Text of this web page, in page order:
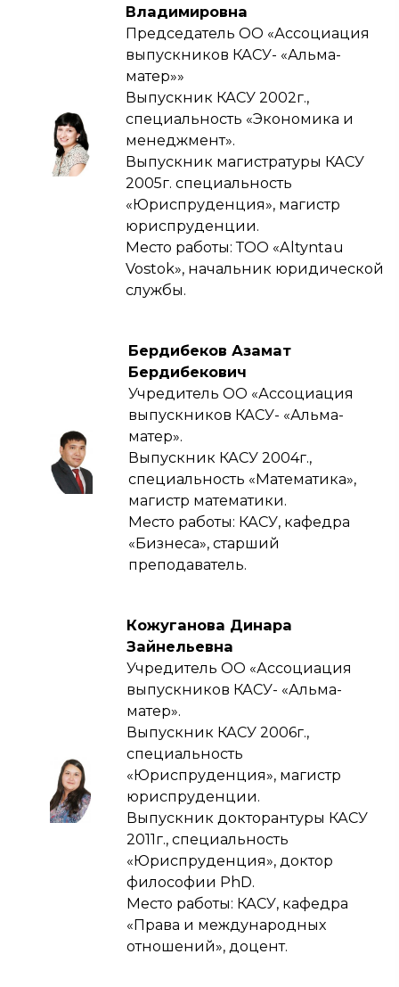
Владимировна
Председатель ОО «Ассоциация
выпускников КАСУ- «Альма-
матер»»
Выпускник КАСУ 2002г.,
специальность «Экономика и
менеджмент».
Выпускник магистратуры КАСУ
2005г. специальность
«Юриспруденция», магистр
юриспруденции.
Место работы: ТОО «Altyntau
Vostok», начальник юридической
службы.
Бердибеков Азамат
Бердибекович
Учредитель ОО «Ассоциация
выпускников КАСУ- «Альма-
матер».
Выпускник КАСУ 2004г.,
специальность «Математика»,
магистр математики.
Место работы: КАСУ, кафедра
«Бизнеса», старший
преподаватель.
Кожуганова Динара
Зайнельевна
Учредитель ОО «Ассоциация
выпускников КАСУ- «Альма-
матер».
Выпускник КАСУ 2006г.,
специальность
«Юриспруденция», магистр
юриспруденции.
Выпускник докторантуры КАСУ
2011г., специальность
«Юриспруденция», доктор
философии PhD.
Место работы: КАСУ, кафедра
«Права и международных
отношений», доцент.